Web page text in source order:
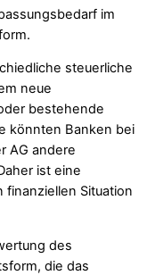
im
steuerliche
neue
bestehende
könnten Banken bei
AG andere
ist eine
finanziellen Situation
des
die das